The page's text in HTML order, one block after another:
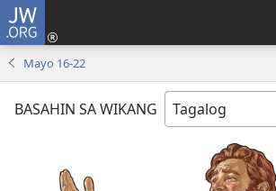
JW.ORG
Mayo 16-22
BASAHIN SA WIKANG